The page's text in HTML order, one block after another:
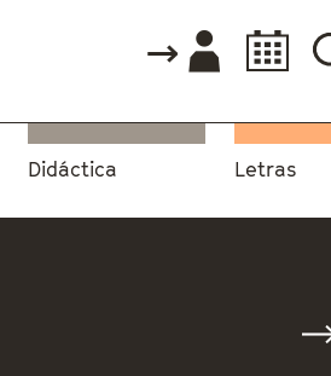
Didáctica Letras